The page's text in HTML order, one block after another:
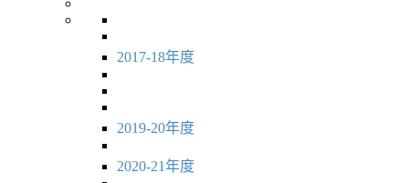
2017-18年度
2019-20年度
2020-21年度